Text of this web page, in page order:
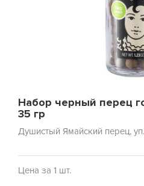
Набор черный перец
35 гр
Душистый Ямайский перец,
Цена за 1 шт.